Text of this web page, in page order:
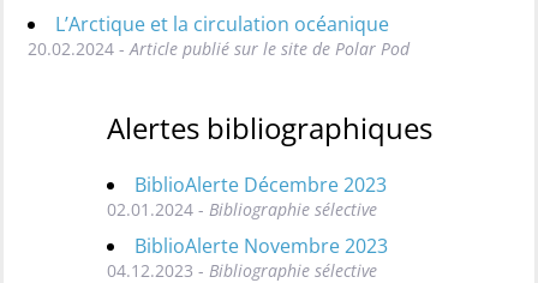
L’Arctique et la circulation océanique
20.02.2024 - Article publié sur le site de Polar Pod
Alertes bibliographiques
BiblioAlerte Décembre 2023
02.01.2024 - Bibliographie sélective
BiblioAlerte Novembre 2023
04.12.2023 - Bibliographie sélective